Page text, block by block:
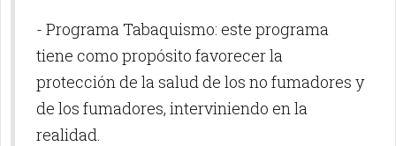
- Programa Tabaquismo: este programa
tiene como propósito favorecer la
protección de la salud de los no fumadores y
de los fumadores, interviniendo en la
realidad.